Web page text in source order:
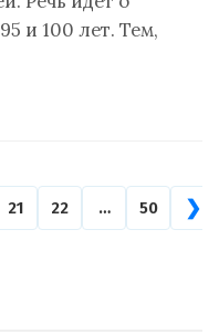
и 100 лет. Тем,
21 22 … 50 ❯